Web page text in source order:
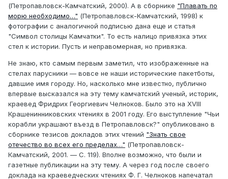
(Петропавловск-Камчатский, 2000). А в сборнике "Плавать по
морю необходимо…" (Петропавловск-Камчатский, 1998) к
фотографии с аналогичной подписью дана еще и статья
"Символ столицы Камчатки". То есть налицо привязка этих
стел к истории. Пусть и неправомерная, но привязка.
Не знаю, кто самым первым заметил, что изображенные на
стелах парусники — вовсе не наши исторические пакетботы,
давшие имя городу. Но, насколько мне известно, публично
впервые высказался на эту тему камчатский ученый, историк,
краевед Фридрих Георгиевич Челноков. Было это на XVIII
Крашенинниковских чтениях в 2001 году. Его выступление "Чьи
корабли украшают въезд в Петропавловск?" опубликовано в
сборнике тезисов докладов этих чтений "Знать свое
отечество во всех его пределах…" (Петропавловск-
Камчатский, 2001. — С. 119). Вполне возможно, что были и
газетные публикации на эту тему. А через год после своего
доклада на краеведческих чтениях Ф. Г. Челноков напечатал